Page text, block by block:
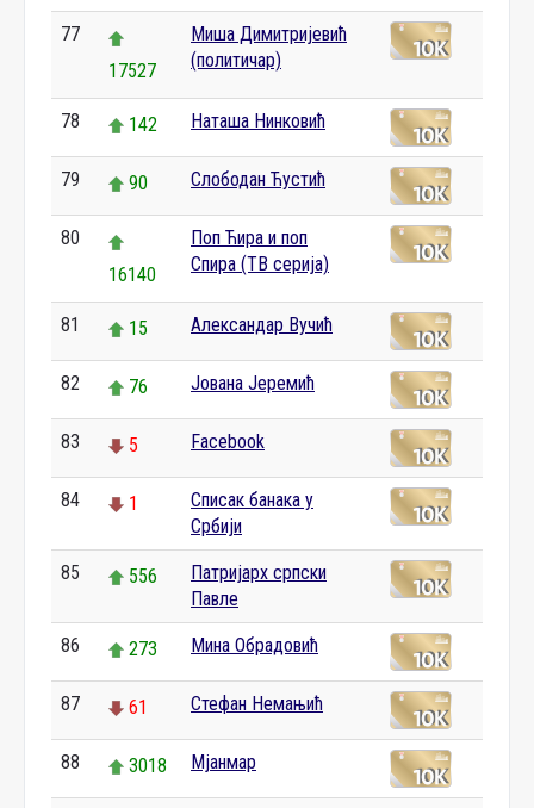
77
17527
Миша Димитријевић
(политичар)
78 142 Наташа Нинковић
79 90 Слободан Ћустић
80
16140
Поп Ћира и поп
Спира (ТВ серија)
81 15 Александар Вучић
82 76 Јована Јеремић
83 5 Facebook
84 1
Списак банака у
Србији
85 556
Патријарх српски
Павле
86 273 Мина Обрадовић
87 61 Стефан Немањић
88 3018 Мјанмар